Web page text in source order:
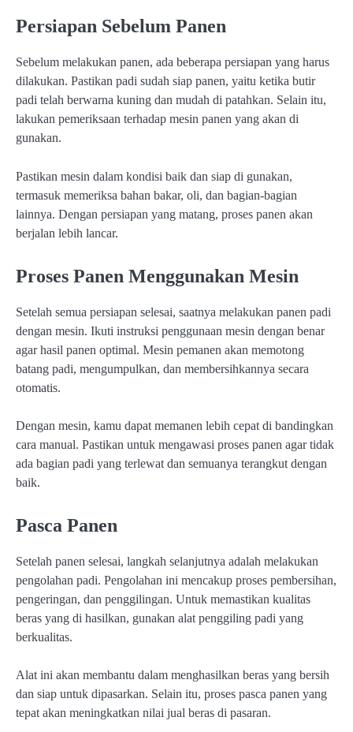
Persiapan Sebelum Panen
Sebelum melakukan panen, ada beberapa persiapan yang harus
dilakukan. Pastikan padi sudah siap panen, yaitu ketika butir
padi telah berwarna kuning dan mudah di patahkan. Selain itu,
lakukan pemeriksaan terhadap mesin panen yang akan di
gunakan.
Pastikan mesin dalam kondisi baik dan siap di gunakan,
termasuk memeriksa bahan bakar, oli, dan bagian-bagian
lainnya. Dengan persiapan yang matang, proses panen akan
berjalan lebih lancar.
Proses Panen Menggunakan Mesin
Setelah semua persiapan selesai, saatnya melakukan panen padi
dengan mesin. Ikuti instruksi penggunaan mesin dengan benar
agar hasil panen optimal. Mesin pemanen akan memotong
batang padi, mengumpulkan, dan membersihkannya secara
otomatis.
Dengan mesin, kamu dapat memanen lebih cepat di bandingkan
cara manual. Pastikan untuk mengawasi proses panen agar tidak
ada bagian padi yang terlewat dan semuanya terangkut dengan
baik.
Pasca Panen
Setelah panen selesai, langkah selanjutnya adalah melakukan
pengolahan padi. Pengolahan ini mencakup proses pembersihan,
pengeringan, dan penggilingan. Untuk memastikan kualitas
beras yang di hasilkan, gunakan alat penggiling padi yang
berkualitas.
Alat ini akan membantu dalam menghasilkan beras yang bersih
dan siap untuk dipasarkan. Selain itu, proses pasca panen yang
tepat akan meningkatkan nilai jual beras di pasaran.